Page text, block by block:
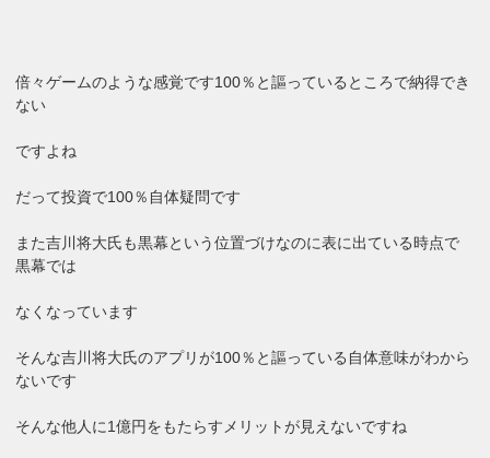
倍々ゲームのような感覚です100％と謳っているところで納得でき
ない
ですよね
だって投資で100％自体疑問です
また吉川将大氏も黒幕という位置づけなのに表に出ている時点で
黒幕では
なくなっています
そんな吉川将大氏のアプリが100％と謳っている自体意味がわから
ないです
そんな他人に1億円をもたらすメリットが見えないですね